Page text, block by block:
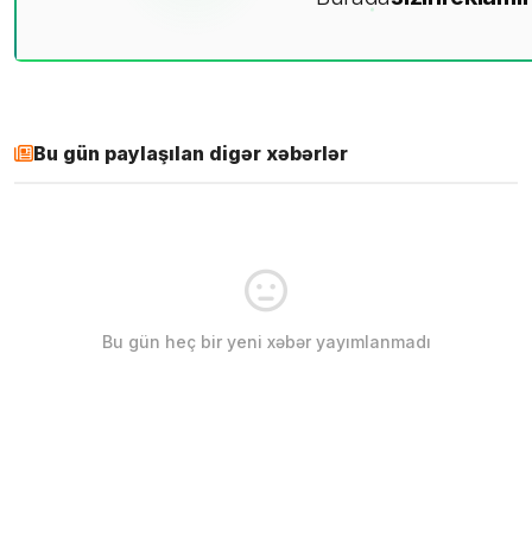
Bu gün paylaşılan digər xəbərlər
Bu gün heç bir yeni xəbər yayımlanmadı